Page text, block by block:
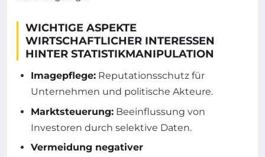
WICHTIGE ASPEKTE
WIRTSCHAFTLICHER INTERESSEN
HINTER STATISTIKMANIPULATION
Imagepflege: Reputationsschutz für
Unternehmen und politische Akteure.
Marktsteuerung: Beeinflussung von
Investoren durch selektive Daten.
Vermeidung negativer